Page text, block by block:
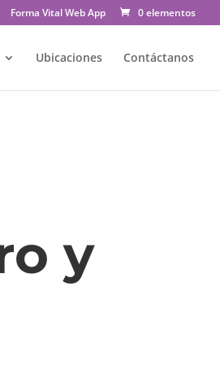
Forma Vital Web App 0 elementos
Ubicaciones Contáctanos
y